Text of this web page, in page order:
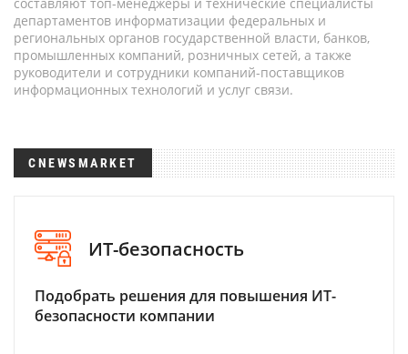
составляют топ-менеджеры и технические специалисты
департаментов информатизации федеральных и
региональных органов государственной власти, банков,
промышленных компаний, розничных сетей, а также
руководители и сотрудники компаний-поставщиков
информационных технологий и услуг связи.
CNEWSMARKET
ИТ-безопасность
Подобрать решения для повышения ИТ-
безопасности компании